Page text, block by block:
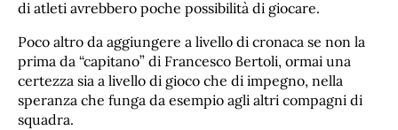
di atleti avrebbero poche possibilità di giocare.
Poco altro da aggiungere a livello di cronaca se non la
prima da “capitano” di Francesco Bertoli, ormai una
certezza sia a livello di gioco che di impegno, nella
speranza che funga da esempio agli altri compagni di
squadra.